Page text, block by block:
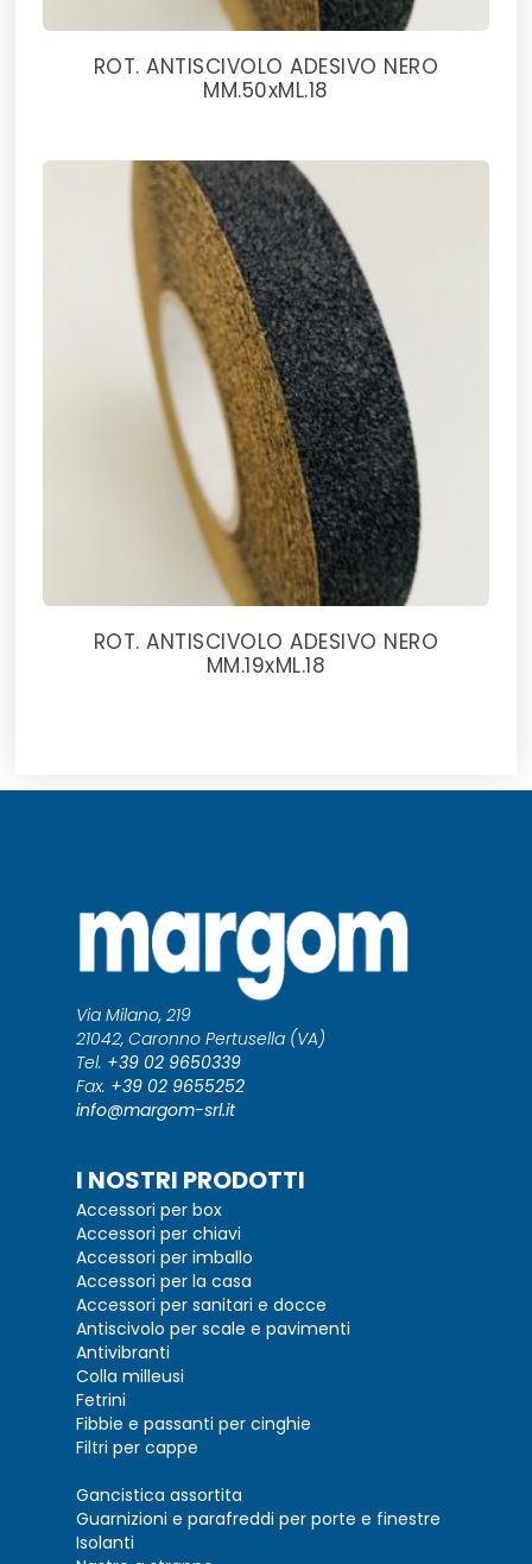
ROT. ANTISCIVOLO ADESIVO NERO
MM.50xML.18
ROT. ANTISCIVOLO ADESIVO NERO
MM.19xML.18
Via Milano, 219
21042, Caronno Pertusella (VA)
Tel. +39 02 9650339
Fax. +39 02 9655252
info@margom-srl.it
I NOSTRI PRODOTTI
Accessori per box
Accessori per chiavi
Accessori per imballo
Accessori per la casa
Accessori per sanitari e docce
Antiscivolo per scale e pavimenti
Antivibranti
Colla milleusi
Fetrini
Fibbie e passanti per cinghie
Filtri per cappe
Gancistica assortita
Guarnizioni e parafreddi per porte e finestre
Isolanti